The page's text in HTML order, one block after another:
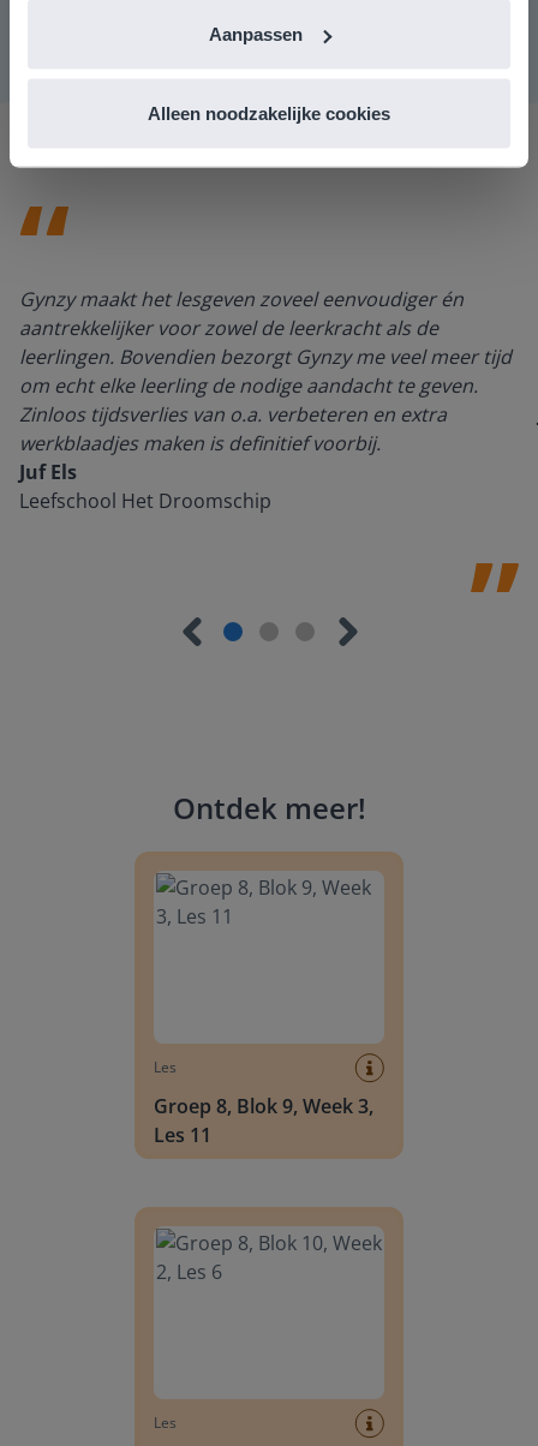
Aanpassen
Alleen noodzakelijke cookies
Gynzy maakt het lesgeven zoveel eenvoudiger én
aantrekkelijker voor zowel de leerkracht als de
leerlingen. Bovendien bezorgt Gynzy me veel meer tijd
om echt elke leerling de nodige aandacht te geven.
Zinloos tijdsverlies van o.a. verbeteren en extra
werkblaadjes maken is definitief voorbij.
Juf Els
Leefschool Het Droomschip
Ontdek meer!
Les
Groep 8, Blok 9, Week 3,
Les 11
Les